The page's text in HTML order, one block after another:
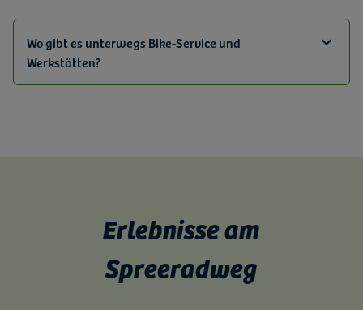
Wo gibt es unterwegs Bike-Service und
Werkstätten?
Erlebnisse am
Spreeradweg